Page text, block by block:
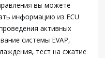
вы можете
информацию из ECU
активных
системы EVAP,
тест на сжатие